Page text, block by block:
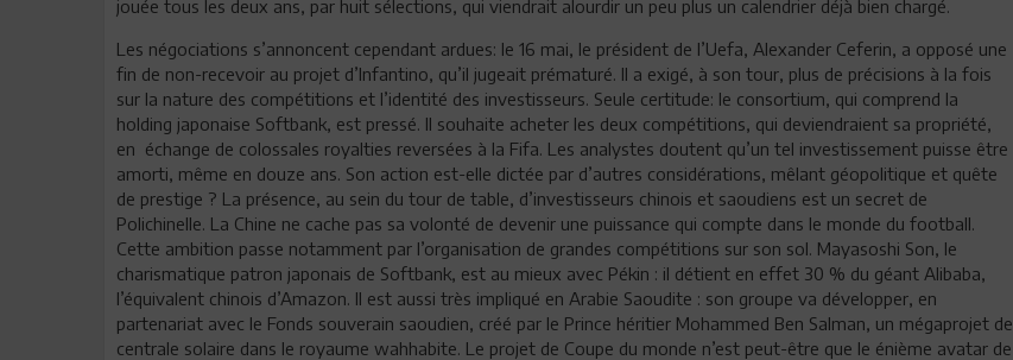
jouée tous les deux ans, par huit sélections, qui viendrait alourdir un peu plus un calendrier déjà bien chargé.
Les négociations s’annoncent cependant ardues: le 16 mai, le président de l’Uefa, Alexander Ceferin, a opposé une
fin de non-recevoir au projet d’Infantino, qu’il jugeait prématuré. Il a exigé, à son tour, plus de précisions à la fois
sur la nature des compétitions et l’identité des investisseurs. Seule certitude: le consortium, qui comprend la
holding japonaise Softbank, est pressé. Il souhaite acheter les deux compétitions, qui deviendraient sa propriété,
en échange de colossales royalties reversées à la Fifa. Les analystes doutent qu’un tel investissement puisse être
amorti, même en douze ans. Son action est-elle dictée par d’autres considérations, mêlant géopolitique et quête
de prestige ? La présence, au sein du tour de table, d’investisseurs chinois et saoudiens est un secret de
Polichinelle. La Chine ne cache pas sa volonté de devenir une puissance qui compte dans le monde du football.
Cette ambition passe notamment par l’organisation de grandes compétitions sur son sol. Mayasoshi Son, le
charismatique patron japonais de Softbank, est au mieux avec Pékin : il détient en effet 30 % du géant Alibaba,
l’équivalent chinois d’Amazon. Il est aussi très impliqué en Arabie Saoudite : son groupe va développer, en
partenariat avec le Fonds souverain saoudien, créé par le Prince héritier Mohammed Ben Salman, un mégaprojet de
centrale solaire dans le royaume wahhabite. Le projet de Coupe du monde n’est peut-être que le énième avatar de